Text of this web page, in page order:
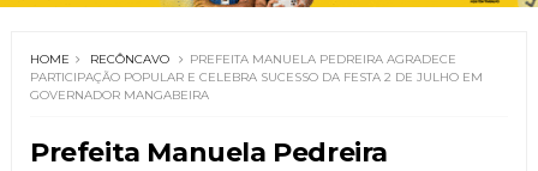
HOME RECÔNCAVO
PREFEITA MANUELA PEDREIRA AGRADECE
PARTICIPAÇÃO POPULAR E CELEBRA SUCESSO DA FESTA 2 DE JULHO EM
GOVERNADOR MANGABEIRA
Prefeita Manuela Pedreira